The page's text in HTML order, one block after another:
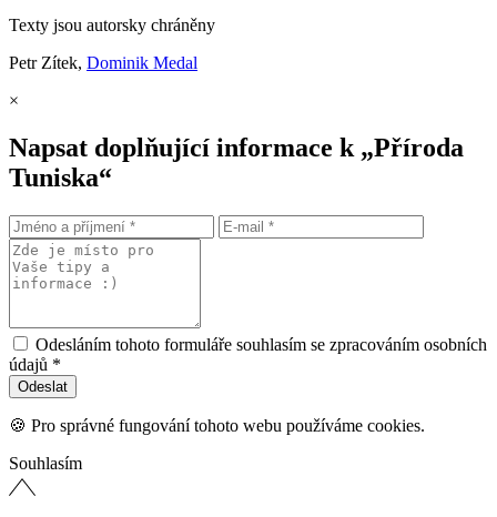
Texty jsou autorsky chráněny
Petr Zítek, Dominik Medal
×
Napsat doplňující informace k „Příroda
Tuniska“
Odesláním tohoto formuláře souhlasím se zpracováním osobních
údajů *
🍪 Pro správné fungování tohoto webu používáme cookies.
Souhlasím